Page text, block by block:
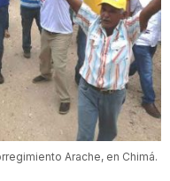
Arache, en Chimá.